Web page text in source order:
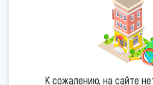
К сожалению, на сайте